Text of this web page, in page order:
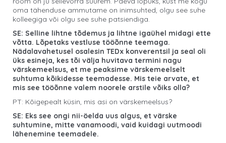
oma tähenduse ammutame on inimsuhted, olgu see suhe
kolleegiga või olgu see suhe patsiendiga.
SE: Selline lihtne tõdemus ja lihtne igaühel midagi ette
võtta. Lõpetaks vestluse tööõnne teemaga.
Nädalavahetusel osalesin TEDx konverentsil ja seal oli
üks esineja, kes tõi välja huvitava termini nagu
värskemeelsus, et me peaksime värskemeelselt
suhtuma kõikidesse teemadesse. Mis teie arvate, et
mis see tööõnne valem noorele arstile võiks olla?
PT: Kõigepealt küsin, mis asi on värskemeelsus?
SE: Eks see ongi nii-öelda uus algus, et värske
suhtumine, mitte vanamoodi, vaid kuidagi uutmoodi
lähenemine teemadele.